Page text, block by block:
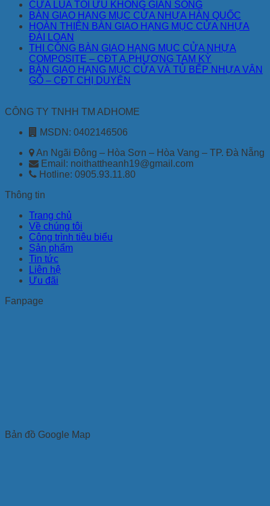
CỬA LÙA TỐI ƯU KHÔNG GIAN SỐNG
BÀN GIAO HẠNG MỤC CỬA NHỰA HÀN QUỐC
HOÀN THIỆN BÀN GIAO HẠNG MỤC CỬA NHỰA
ĐÀI LOAN
THI CÔNG BÀN GIAO HẠNG MỤC CỬA NHỰA
COMPOSITE – CĐT A.PHƯƠNG TAM KỲ
BÀN GIAO HẠNG MỤC CỬA VÀ TỦ BẾP NHỰA VÂN
GỖ – CĐT CHỊ DUYÊN
CÔNG TY TNHH TM ADHOME
MSDN: 0402146506
An Ngãi Đông – Hòa Sơn – Hòa Vang – TP. Đà Nẵng
Email: noithattheanh19@gmail.com
Hotline: 0905.93.11.80
Thông tin
Trang chủ
Về chúng tôi
Công trình tiêu biểu
Sản phẩm
Tin tức
Liên hệ
Ưu đãi
Fanpage
Bản đồ Google Map